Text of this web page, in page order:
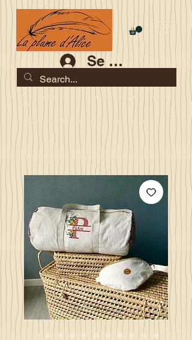
Se connecter
Les commandes jusqu'au 2 août sont garanties pour la
rentrée
Je serai en congés du 10 au 23 août